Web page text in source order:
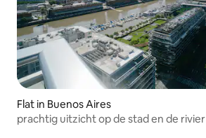
Flat in Buenos Aires
prachtig uitzicht op de stad en de rivier